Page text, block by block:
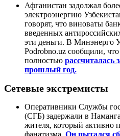
Афганистан задолжал
электроэнергию
говорят, что виноваты
введенных
эти деньги. В Минэнерго
Podrobno.uz сообщили, что
полностью рассчиталась
прошлый год.
Сетевые экстремисты
Оперативники Службы
(СГБ) задержали в
жителя, который активно
фанатизма. Он пытался